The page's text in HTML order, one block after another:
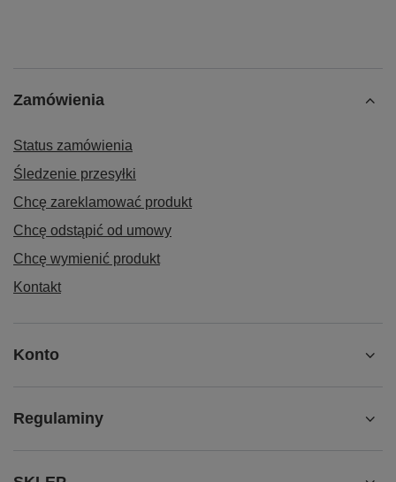
Zamówienia
Status zamówienia
Śledzenie przesyłki
Chcę zareklamować produkt
Chcę odstąpić od umowy
Chcę wymienić produkt
Kontakt
Konto
Regulaminy